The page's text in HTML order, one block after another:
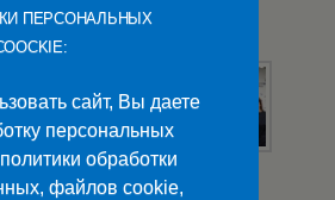
ПЕРСОНАЛЬНЫХ
сайт, Вы даете
персональных
обработки
файлов cookie,